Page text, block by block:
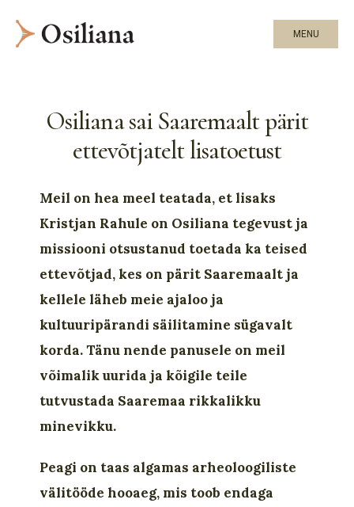
MENU
Osiliana sai Saaremaalt pärit
ettevõtjatelt lisatoetust
Meil on hea meel teatada, et lisaks
Kristjan Rahule on Osiliana tegevust ja
missiooni otsustanud toetada ka teised
ettevõtjad, kes on pärit Saaremaalt ja
kellele läheb meie ajaloo ja
kultuuripärandi säilitamine sügavalt
korda. Tänu nende panusele on meil
võimalik uurida ja kõigile teile
tutvustada Saaremaa rikkalikku
minevikku.
Peagi on taas algamas arheoloogiliste
välitööde hooaeg, mis toob endaga